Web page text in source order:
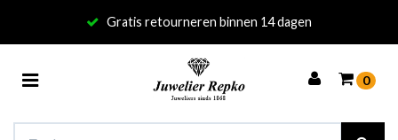
Gratis retourneren binnen 14 dagen
Toggle
0